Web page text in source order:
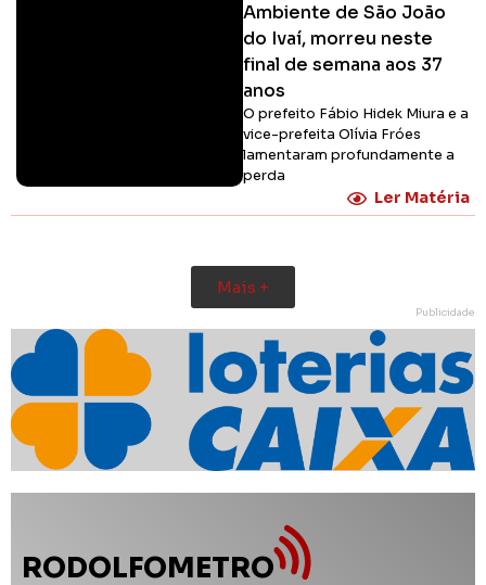
Ambiente de São João
do Ivaí, morreu neste
final de semana aos 37
anos
O prefeito Fábio Hidek Miura e a
vice-prefeita Olívia Fróes
lamentaram profundamente a
perda
Ler Matéria
Mais +
Publicidade
RODOLFOMETRO